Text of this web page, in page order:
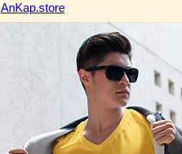
AnKap.store